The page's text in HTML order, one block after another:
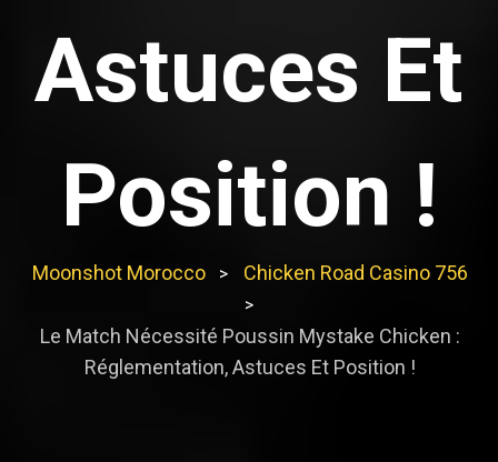
Astuces Et
Position !
Moonshot Morocco > Chicken Road Casino 756
>
Le Match Nécessité Poussin Mystake Chicken :
Réglementation, Astuces Et Position !